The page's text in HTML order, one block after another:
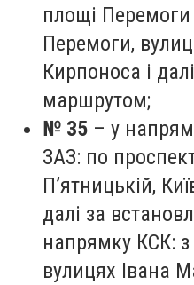
площі
Перемоги,
Кирпоноса і
маршрутом;
№ 35 – у
ЗАЗ: по
П’ятницькій,
далі за
напрямку КСК:
вулицях Івана